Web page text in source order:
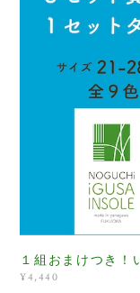
１組おまけつき！
¥4,440